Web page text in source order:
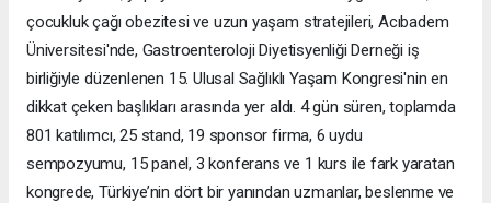
çocukluk çağı obezitesi ve uzun yaşam stratejileri, Acıbadem
Üniversitesi'nde, Gastroenteroloji Diyetisyenliği Derneği iş
birliğiyle düzenlenen 15. Ulusal Sağlıklı Yaşam Kongresi'nin en
dikkat çeken başlıkları arasında yer aldı. 4 gün süren, toplamda
801 katılımcı, 25 stand, 19 sponsor firma, 6 uydu
sempozyumu, 15 panel, 3 konferans ve 1 kurs ile fark yaratan
kongrede, Türkiye’nin dört bir yanından uzmanlar, beslenme ve